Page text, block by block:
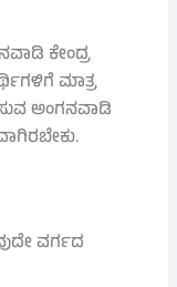
ಕೇಂದ್ರ
ಮಾತ್ರ
ಅಂಗನವಾಡಿ
ವರ್ಗದ